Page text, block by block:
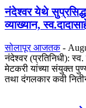
नंदेश्वर येथे सुप्रसिद्ध
व्याख्यान,
सोलापूर आजतक -
नंदेश्वर (प्रतिनिधी):
मेटकरी यांच्या संयुक्त
तथा दंगलकार कवी